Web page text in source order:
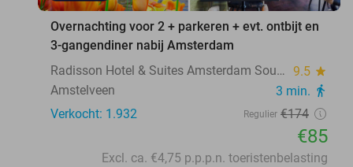
Overnachting voor 2 + parkeren + evt. ontbijt en
3-gangendiner nabij Amsterdam
Radisson Hotel & Suites Amsterdam South 9.5 star
Amstelveen 3 min. directions_walk
Verkocht: 1.932 Regulier €174
€85
Excl. ca. €4,75 p.p.p.n. toeristenbelasting